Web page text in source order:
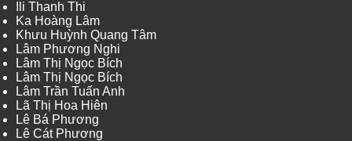
Ili Thanh Thi
Ka Hoàng Lâm
Khưu Huỳnh Quang Tâm
Lâm Phương Nghi
Lâm Thị Ngọc Bích
Lâm Thị Ngọc Bích
Lâm Trần Tuấn Anh
Lã Thị Hoa Hiên
Lê Bá Phương
Lê Cát Phương